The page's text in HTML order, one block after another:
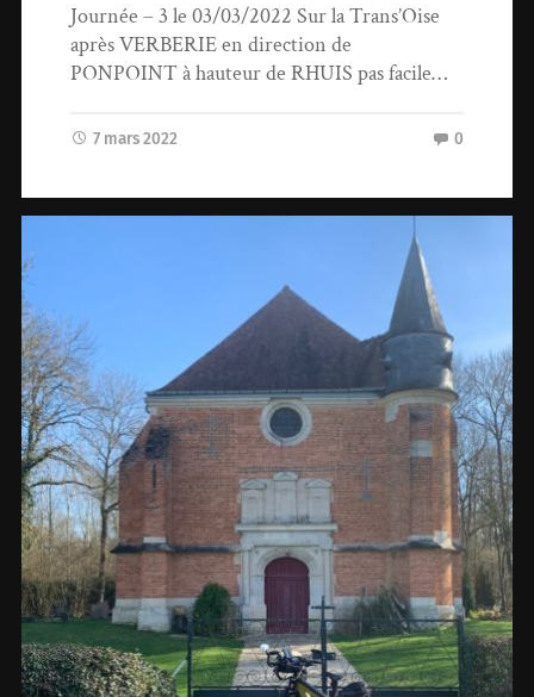
Journée – 3 le 03/03/2022 Sur la Trans’Oise
après VERBERIE en direction de
PONPOINT à hauteur de RHUIS pas facile…
7 mars 2022 0